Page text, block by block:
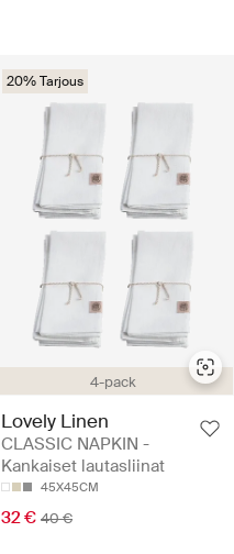
4-pack
20% Tarjous
Lovely Linen
CLASSIC NAPKIN -
Kankaiset lautasliinat
45X45CM
32 € 40 €